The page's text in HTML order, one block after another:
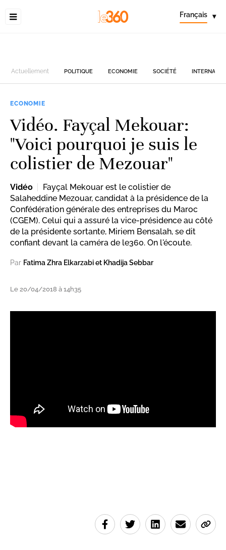
Français ▾
Actuellement POLITIQUE ECONOMIE SOCIÉTÉ
ECONOMIE
Vidéo. Fayçal Mekouar:
"Voici pourquoi je suis le
colistier de Mezouar"
Vidéo
Fayçal Mekouar est le colistier de
Salaheddine Mezouar, candidat à la présidence de la
Confédération générale des entreprises du Maroc
(CGEM). Celui qui a assuré la vice-présidence au côté
de la présidente sortante, Miriem Bensalah, se dit
confiant devant la caméra de le360. On l'écoute.
Par Fatima Zhra Elkarzabi et Khadija Sebbar
Le 20/04/2018 à 14h35